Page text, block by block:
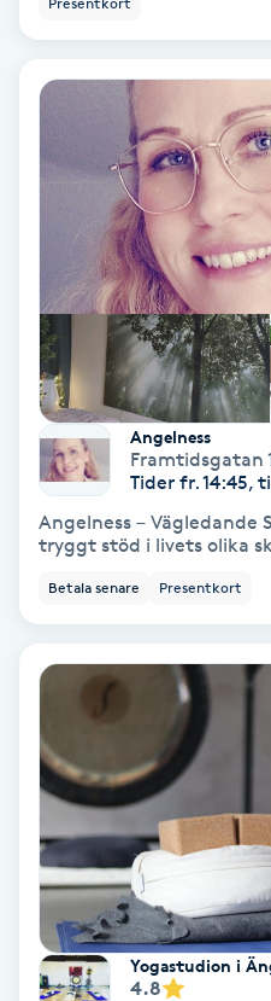
Bambumassage
Barber
Barnklippning
BIAB
Blowout
Bottenfärg
Brynformning
Brynfärgning
Brynplockning
Bröllopsuppsättning
Celluliter
Angelness
Framtidsgatan
Tider fr. 14:45,
Angelness – Vägledande
tryggt stöd i livets olika
Betala senare Presentkort
Yogastudion i
4.8